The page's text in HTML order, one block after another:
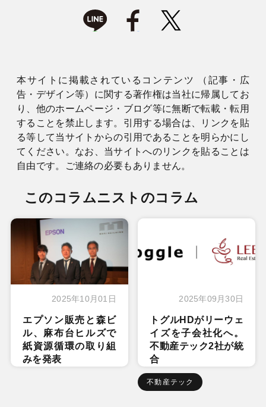
本サイトに掲載されているコンテンツ （記事・広
告・デザイン等）に関する著作権は当社に帰属してお
り、他のホームページ・ブログ等に無断で転載・転用
することを禁止します。引用する場合は、リンクを貼
る等して当サイトからの引用であることを明らかにし
てください。なお、当サイトへのリンクを貼ることは
自由です。ご連絡の必要もありません。
このコラムニストのコラム
2025年10月01日
エプソン販売と森ビ
ル、麻布台ヒルズで
紙資源循環の取り組
みを発表
2025年09月30日
トグルHDがリーウェ
イズを子会社化へ。
不動産テック2社が統
合
不動産テック